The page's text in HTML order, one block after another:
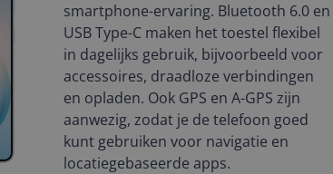
smartphone-ervaring. Bluetooth 6.0 en
USB Type-C maken het toestel flexibel
in dagelijks gebruik, bijvoorbeeld voor
accessoires, draadloze verbindingen
en opladen. Ook GPS en A-GPS zijn
aanwezig, zodat je de telefoon goed
kunt gebruiken voor navigatie en
locatiegebaseerde apps.